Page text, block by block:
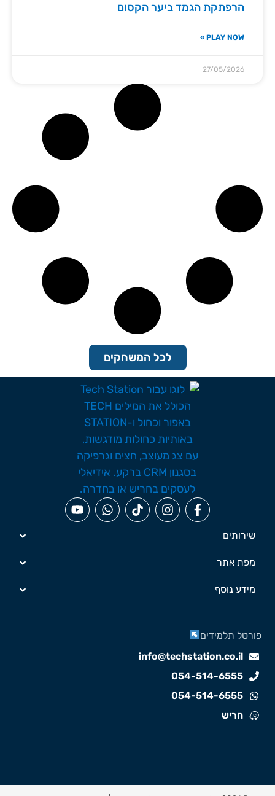
הרפתקת הגמד ביער הקסום
PLAY NOW »
27/05/2026
לכל המשחקים
שירותים
מפת אתר
מידע נוסף
info@techstation.co.il
054-514-6555
054-514-6555
חריש
תלמידים